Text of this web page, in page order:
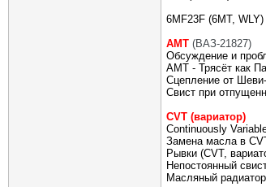
6MF23F (6МТ, WLY)
АМТ (ВАЗ-21827)
Обсуждение и
АМТ - Трясёт как
Сцепление от
Свист при
CVT (вариатор)
Continuously
Замена масла в
Рывки (CVT,
Непостоянный
Масляный